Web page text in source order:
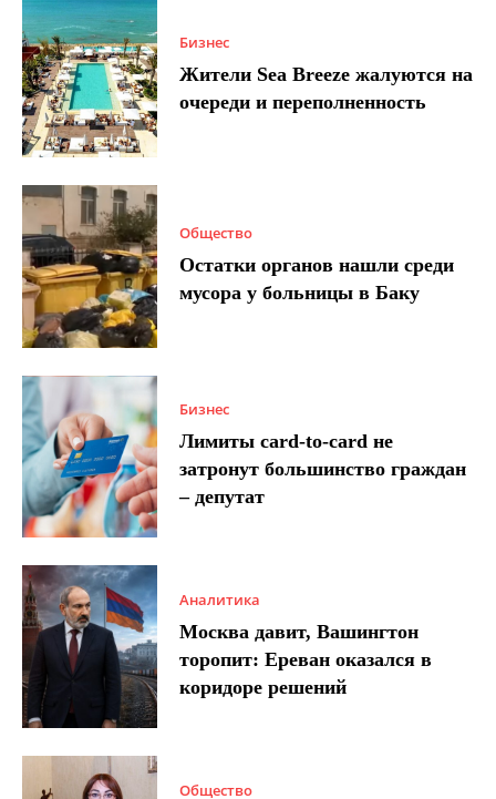
Бизнес
Жители Sea Breeze жалуются на
очереди и переполненность
Общество
Остатки органов нашли среди
мусора у больницы в Баку
Бизнес
Лимиты card-to-card не
затронут большинство граждан
– депутат
Аналитика
Москва давит, Вашингтон
торопит: Ереван оказался в
коридоре решений
Общество